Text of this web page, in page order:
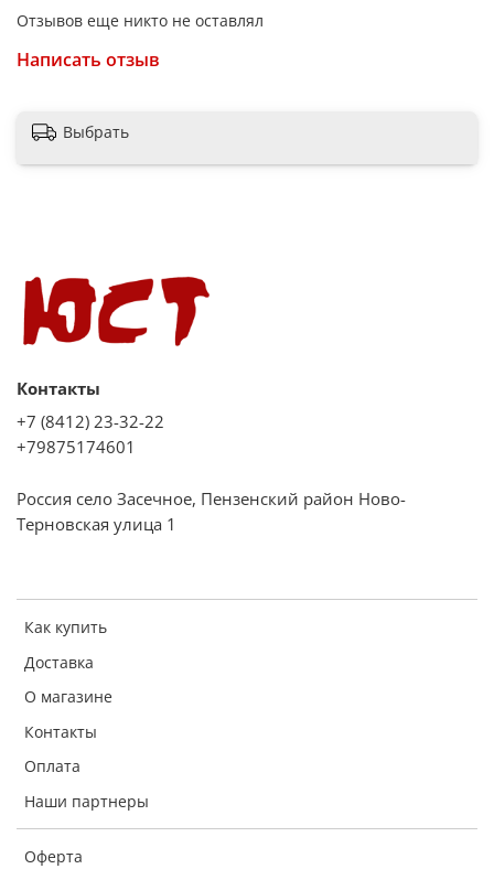
в комплекте
Венчик для взбивания
Особенности
от сети
Длина сетевого шнура
Материал корпуса
Цвет
Отзывов еще никто не оставлял
Написать отзыв
Выбрать
Как купить
Доставка
О магазине
Контакты
Оплата
Наши партнеры
Оферта
Контакты
+7 (8412) 23-32-22
+79875174601
Россия село Засечное, Пензенский район Ново-
Терновская улица 1